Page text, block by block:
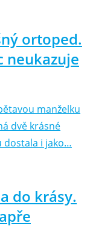
ortoped.
neukazuje
manželku
dvě krásné
dostala i jako…
do krásy.